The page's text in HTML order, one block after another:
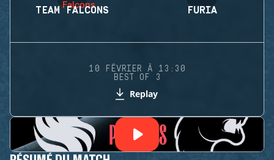
TEAM FALCONS FURIA
10 FÉVRIER À 13:30
BEST OF 3
Replay